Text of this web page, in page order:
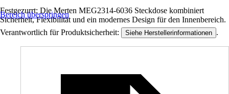
Festgezurrt: Die Merten MEG2314-6036 Steckdose kombiniert
Sicherheit, Flexibilität und ein modernes Design für den Innenbereich.
Bereich überspringen
Verantwortlich für Produktsicherheit: Siehe Herstellerinformationen .